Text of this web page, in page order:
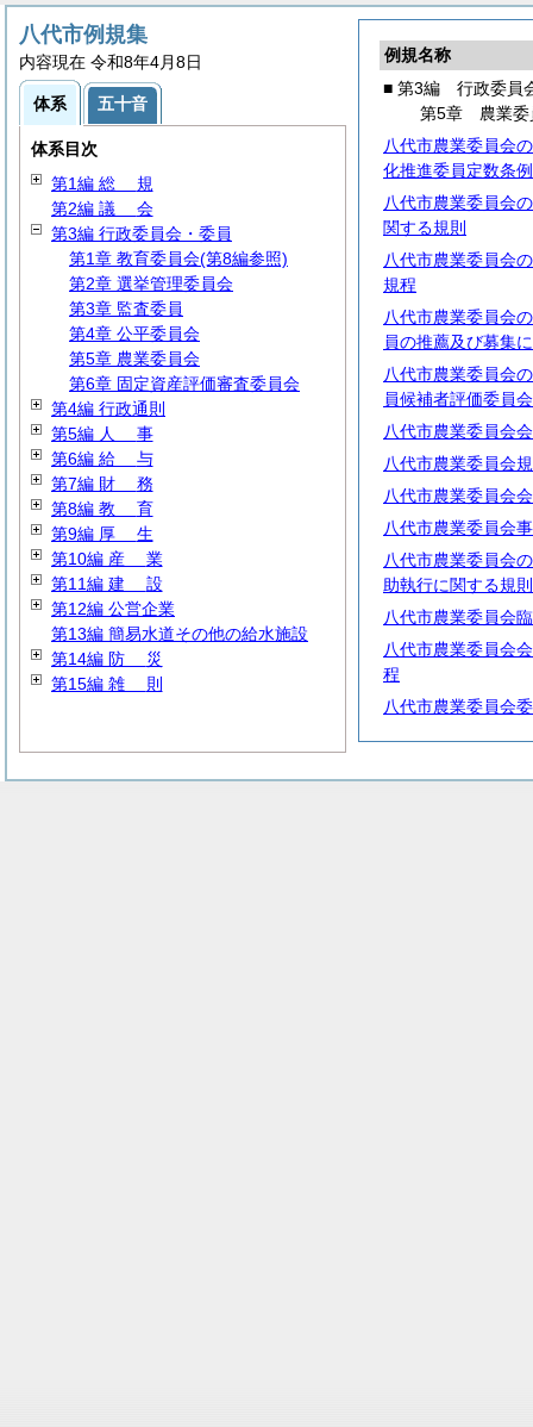
例規名称
■ 第3編 行政委員
第5章 農業委
八代市農業委員会
化推進委員定数条例
八代市農業委員会
関する規則
八代市農業委員会
規程
八代市農業委員会
員の推薦及び募集
八代市農業委員会
員候補者評価委員
八代市農業委員会
八代市農業委員会
八代市農業委員会
八代市農業委員会
八代市農業委員会
助執行に関する規則
八代市農業委員会
八代市農業委員会
程
八代市農業委員会
八代市例規集
内容現在 令和8年4月8日
体系 五十音
体系目次
第1編 総 規
第2編 議 会
第3編 行政委員会・委員
第1章 教育委員会(第8編参照)
第2章 選挙管理委員会
第3章 監査委員
第4章 公平委員会
第5章 農業委員会
第6章 固定資産評価審査委員会
第4編 行政通則
第5編 人 事
第6編 給 与
第7編 財 務
第8編 教 育
第9編 厚 生
第10編 産 業
第11編 建 設
第12編 公営企業
第13編 簡易水道その他の給水施設
第14編 防 災
第15編 雑 則